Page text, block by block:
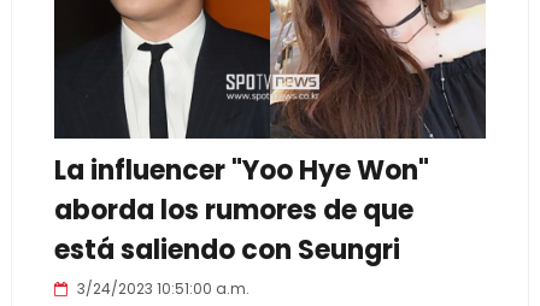
La influencer "Yoo Hye Won"
aborda los rumores de que
está saliendo con Seungri
3/24/2023 10:51:00 a.m.